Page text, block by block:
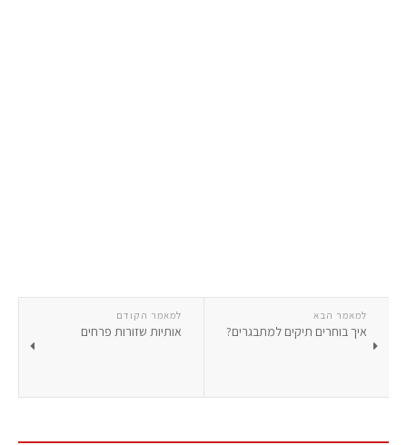
למאמר הקודם
אותיות שזורות פרחים
למאמר הבא
איך בוחרים תיקים למתבגרים?